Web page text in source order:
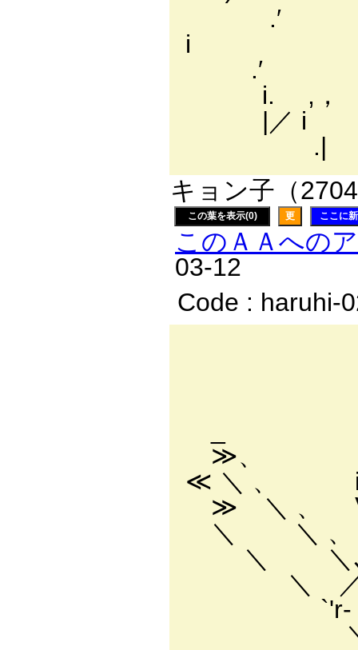
.′
i
.′ /
i. ,，
|／ i
.|
キョン子（
この葉を表示(0) 更 ここに
このＡＡへの
03-12
Code : haruhi-
≫、
≪ ＼ 、
≫ ＼ 、
＼ ＼
＼ ＼､_
＼ ／
`'r‐〈_j_
＼＿）､､